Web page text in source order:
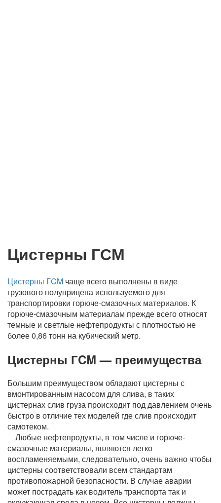
Цистерны ГСМ
Цистерны ГCM чаще всего выполнены в виде
грузового полуприцепа используемого для
транспортировки горюче-смазочных материалов. К
горюче-смазочным материалам прежде всего относят
темные и светлые нефтепродукты с плотностью не
более 0,86 тонн на кубический метр.
Цистерны ГCM — преимущества
Большим преимуществом обладают цистерны с
вмонтированным насосом для слива, в таких
цистернах слив груза происходит под давлением очень
быстро в отличие тех моделей где слив происходит
самотеком.
Любые нефтепродукты, в том числе и горюче-
смазочные материалы, являются легко
воспламеняемыми, следовательно, очень важно чтобы
цистерны соответствовали всем стандартам
противопожарной безопасности. В случае аварии
может пострадать как водитель транспорта так и